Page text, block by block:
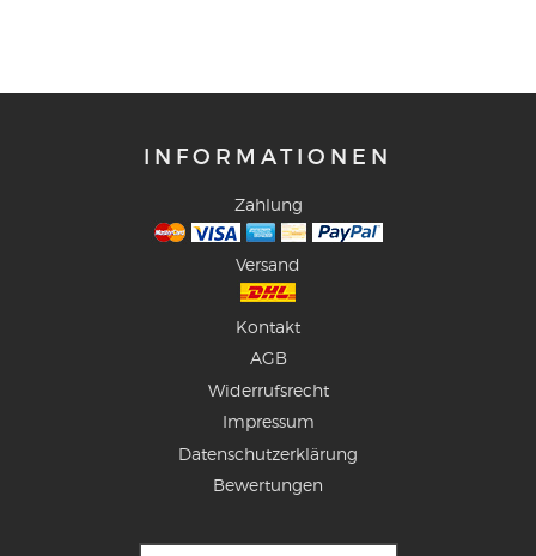
INFORMATIONEN
Zahlung
Versand
Kontakt
AGB
Widerrufsrecht
Impressum
Datenschutzerklärung
Bewertungen